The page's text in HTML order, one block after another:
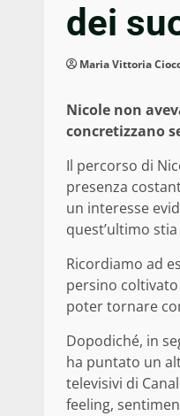
dei
Maria Vittoria
Nicole non
concretizzano
Il percorso di
presenza
un interesse
quest’ultimo
Ricordiamo ad
persino
poter tornare
Dopodiché, in
ha puntato un
televisivi di
feeling,